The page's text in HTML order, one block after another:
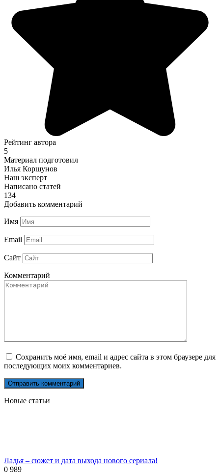
Рейтинг автора
5
Материал подготовил
Илья Коршунов
Наш эксперт
Написано статей
134
Добавить комментарий
Имя
Email
Сайт
Комментарий
Сохранить моё имя, email и адрес сайта в этом браузере для
последующих моих комментариев.
Новые статьи
Ладья – сюжет и дата выхода нового сериала!
0 989